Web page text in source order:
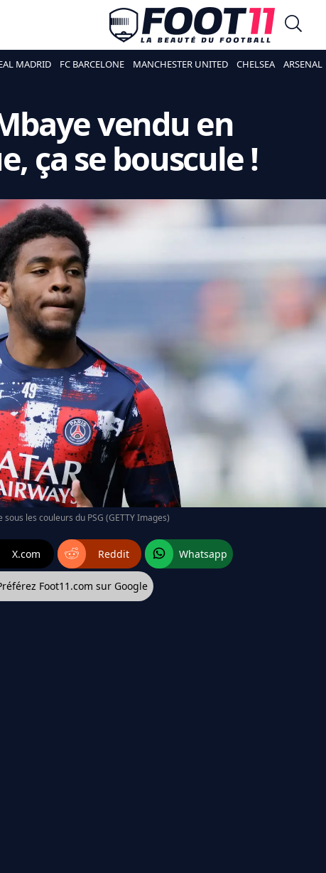
MADRID FC BARCELONE MANCHESTER UNITED CHELSEA ARSENAL
vendu en
ça se bouscule !
les couleurs du PSG (GETTY Images)
X.com Reddit Whatsapp
Foot11.com sur Google